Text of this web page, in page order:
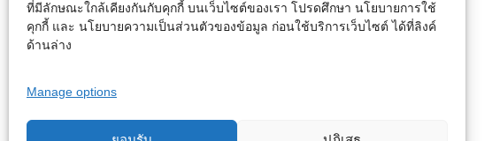
ที่มีลักษณะใกล้เคียงกันกับคุกกี้ บนเว็บไซต์ของเรา โปรดศึกษา นโยบายการใช้
คุกกี้ และ นโยบายความเป็นส่วนตัวของข้อมูล ก่อนใช้บริการเว็บไซต์ ได้ที่ลิงค์
ด้านล่าง
Manage options